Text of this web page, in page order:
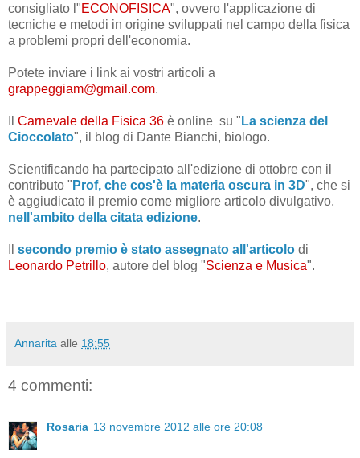
consigliato l"ECONOFISICA", ovvero l'applicazione di
tecniche e metodi in origine sviluppati nel campo della fisica
a problemi propri dell'economia.
Potete inviare i link ai vostri articoli a
grappeggiam@gmail.com.
Carnevale della Fisica 36 è online su " La scienza del
Cioccolato", il blog di Dante Bianchi, biologo.
Scientificando ha partecipato all'edizione di ottobre con il
contributo " Prof, che cos'è la materia oscura in 3D", che si
è aggiudicato il premio come migliore articolo divulgativo,
nell'ambito della citata edizione.
secondo premio è stato assegnato all'articolo di
Leonardo Petrillo, autore del blog "Scienza e Musica".
Annarita alle 18:55
4 commenti:
Rosaria 13 novembre 2012 alle ore 20:08